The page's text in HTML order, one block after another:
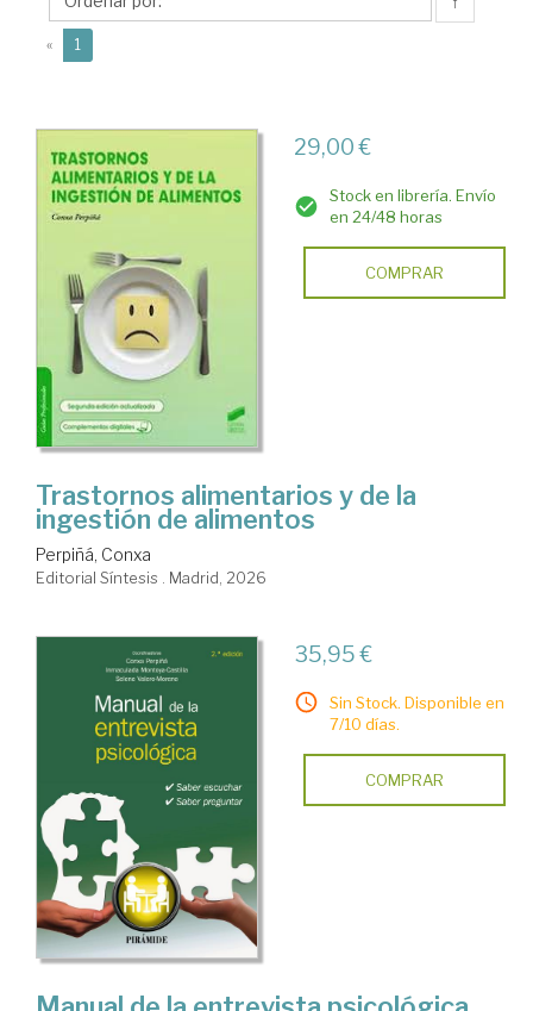
« 1
29,00 €
Stock en librería. Envío
en 24/48 horas
COMPRAR
Trastornos alimentarios y de la
ingestión de alimentos
Perpiñá, Conxa
Editorial Síntesis . Madrid, 2026
35,95 €
Sin Stock. Disponible en
7/10 días.
COMPRAR